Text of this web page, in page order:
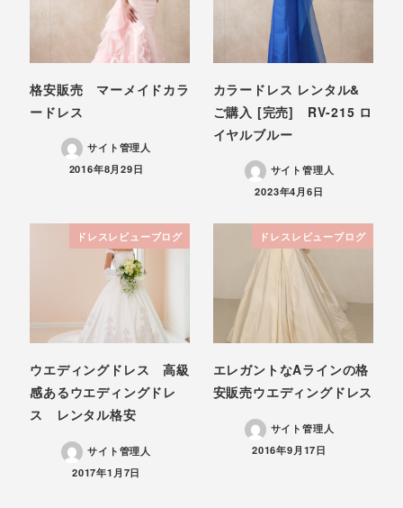
格安販売 マーメイドカラ
ードレス
サイト管理人
投稿日
2016年8月29日
カラードレス レンタル&
ご購入 [完売] RV-215 ロ
イヤルブルー
サイト管理人
投稿日
2023年4月6日
ドレスレビューブログ
ウエディングドレス 高級
感あるウエディングドレ
ス レンタル格安
サイト管理人
投稿日
2017年1月7日
ドレスレビューブログ
エレガントなAラインの格
安販売ウエディングドレス
サイト管理人
投稿日
2016年9月17日